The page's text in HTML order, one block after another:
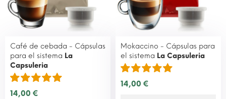
Café de cebada - Cápsulas
para el sistema La
Capsuleria
14,00 €
Mokaccino - Cápsulas para
el sistema La Capsuleria
14,00 €